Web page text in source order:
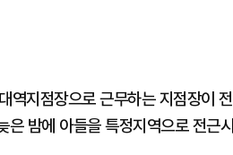
역지점장으로 근무하는 지점장이
은 밤에 아들을 특정지역으로 전근